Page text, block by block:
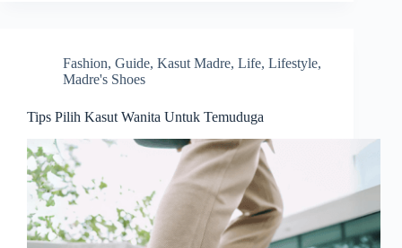
Fashion, Guide, Kasut Madre, Life, Lifestyle,
Madre's Shoes
Tips Pilih Kasut Wanita Untuk Temuduga